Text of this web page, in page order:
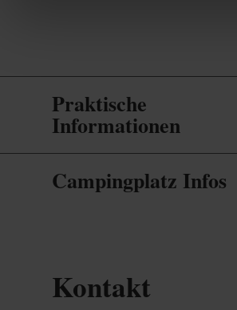
Praktische
Informationen
Campingplatz Infos
Kontakt